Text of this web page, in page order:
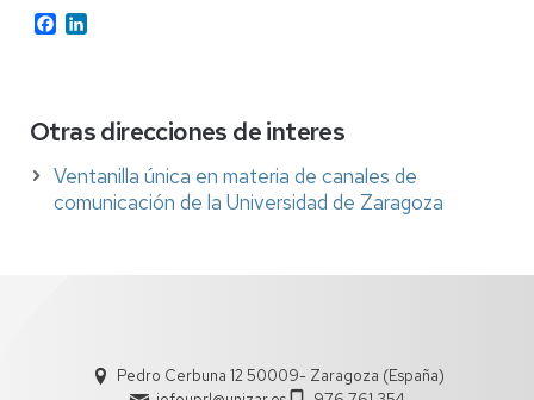
Facebook
Otras direcciones de interes
Ventanilla única en materia de canales de
comunicación de la Universidad de Zaragoza
Pedro Cerbuna 12 50009- Zaragoza (España)